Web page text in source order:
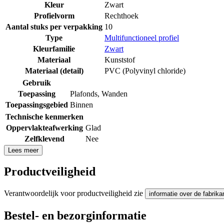
Kleur
Zwart
Profielvorm
Rechthoek
Aantal stuks per verpakking 10
Type
Multifunctioneel profiel
Kleurfamilie
Zwart
Materiaal
Kunststof
Materiaal (detail)
PVC (Polyvinyl chloride)
Gebruik
Toepassing
Plafonds, Wanden
Toepassingsgebied Binnen
Technische kenmerken
Oppervlakteafwerking Glad
Zelfklevend
Nee
Lees meer
Productveiligheid
Verantwoordelijk voor productveiligheid zie informatie over de
Bestel- en bezorginformatie